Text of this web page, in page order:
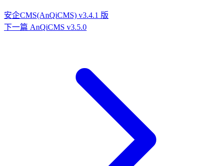
安企CMS(AnQiCMS) v3.4.1 版
下一篇 AnQiCMS v3.5.0